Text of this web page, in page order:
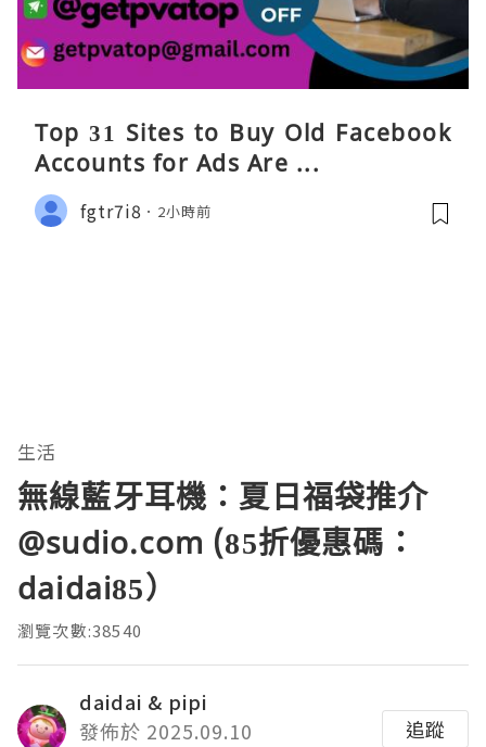
Top 31 Sites to Buy Old Facebook
Accounts​ for Ads Are ...
fgtr7i8 2小時前
生活
無線藍牙耳機：夏日福袋推介
@sudio.com (85折優惠碼：
daidai85）
瀏覽次數:38540
daidai & pipi
發佈於 2025.09.10
追蹤